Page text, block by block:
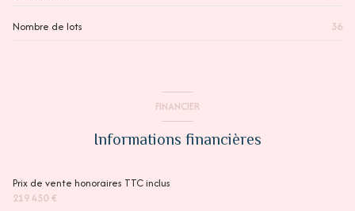
Nombre de lots 36
FINANCIER
Informations financières
Prix de vente honoraires TTC inclus
219 450 €